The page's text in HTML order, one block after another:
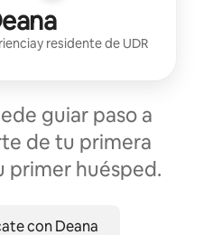
y residente de UDR
guiar paso a
de tu primera
primer huésped.
con Deana